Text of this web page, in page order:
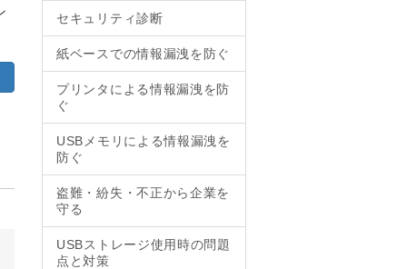
セキュリティ診断
紙ベースでの情報漏洩を防ぐ
プリンタによる情報漏洩を防
ぐ
USBメモリによる情報漏洩を
防ぐ
盗難・紛失・不正から企業を
守る
USBストレージ使用時の問題
点と対策